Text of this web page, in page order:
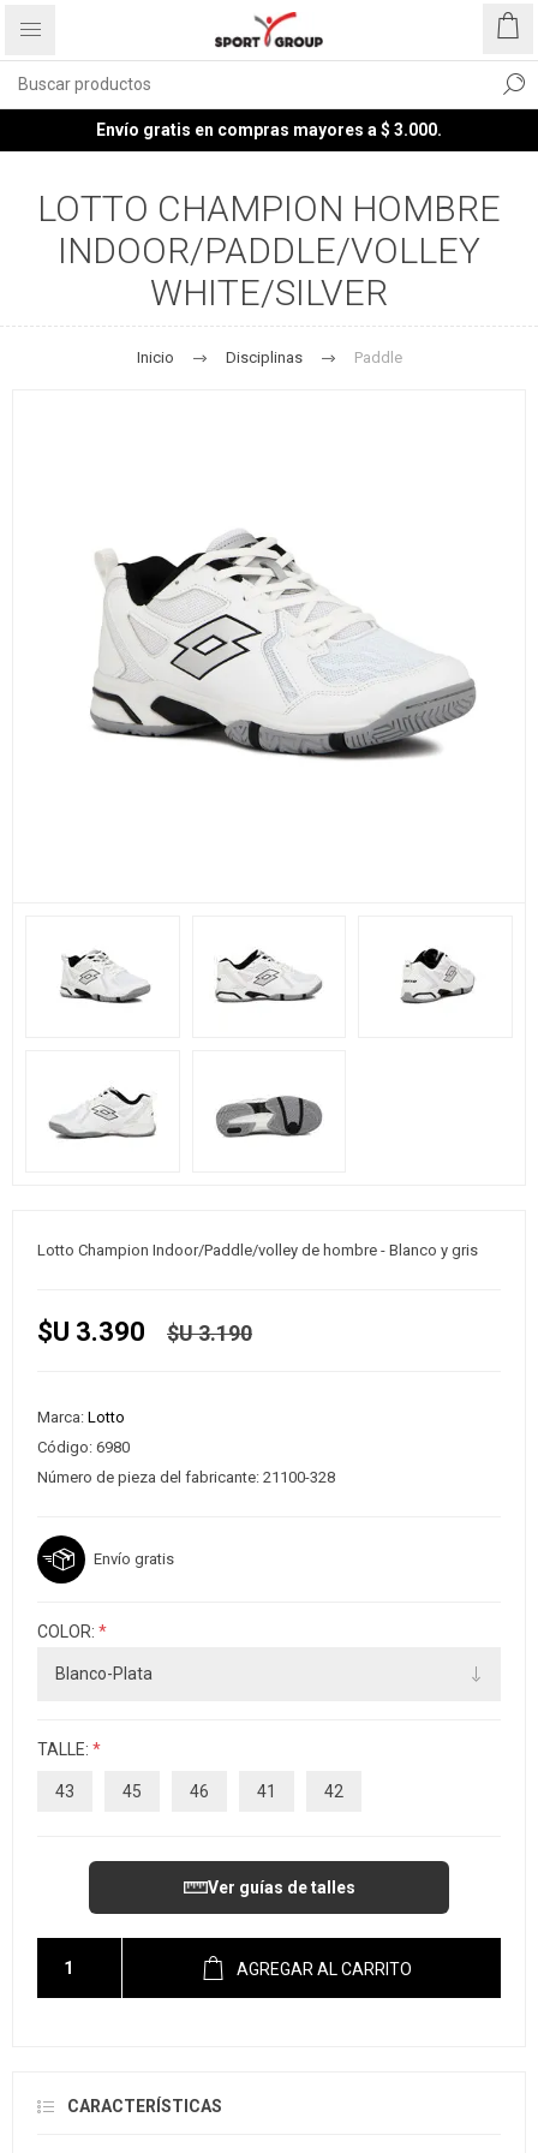
Envío gratis en compras mayores a $ 3.000.
LOTTO CHAMPION HOMBRE
INDOOR/PADDLE/VOLLEY
WHITE/SILVER
Inicio Disciplinas Paddle
Lotto Champion Indoor/Paddle/volley de hombre - Blanco y gris
$U 3.390 $U 3.190
Marca: Lotto
Código: 6980
Número de pieza del fabricante: 21100-328
Envío gratis
COLOR: *
TALLE: *
43 45 46 41 42
Ver guías de talles
AGREGAR AL CARRITO
CARACTERÍSTICAS